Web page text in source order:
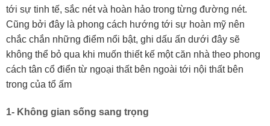
tới sự tinh tế, sắc nét và hoàn hảo trong từng đường nét.
Cũng bởi đây là phong cách hướng tới sự hoàn mỹ nên
chắc chắn những điểm nổi bật, ghi dấu ấn dưới đây sẽ
không thể bỏ qua khi muốn thiết kế một căn nhà theo phong
cách tân cổ điển từ ngoại thất bên ngoài tới nội thất bên
trong của tổ ấm
1- Không gian sống sang trọng